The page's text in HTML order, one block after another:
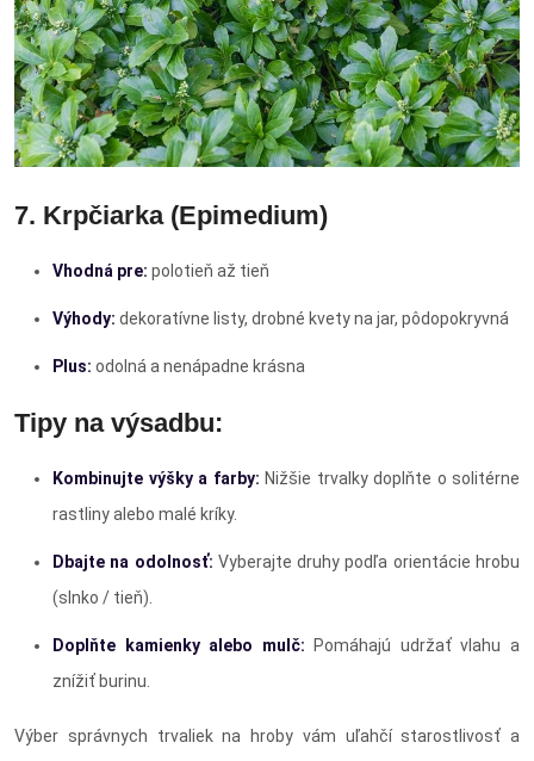
7. Krpčiarka (Epimedium)
Vhodná pre: polotieň až tieň
Výhody: dekoratívne listy, drobné kvety na jar, pôdopokryvná
Plus: odolná a nenápadne krásna
Tipy na výsadbu:
Kombinujte výšky a farby: Nižšie trvalky doplňte o solitérne
rastliny alebo malé kríky.
Dbajte na odolnosť: Vyberajte druhy podľa orientácie hrobu
(slnko / tieň).
Doplňte kamienky alebo mulč: Pomáhajú udržať vlahu a
znížiť burinu.
Výber správnych trvaliek na hroby vám uľahčí starostlivosť a